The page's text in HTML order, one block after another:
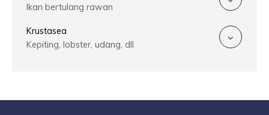
Ikan bertulang rawan
Krustasea
Kepiting, lobster, udang, dll